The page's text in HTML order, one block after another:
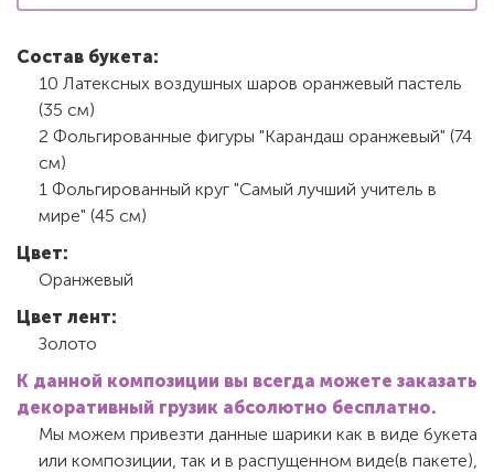
Состав букета:
10 Латексных воздушных шаров оранжевый пастель
(35 см)
2 Фольгированные фигуры "Карандаш оранжевый" (74
см)
1 Фольгированный круг "Самый лучший учитель в
мире" (45 см)
Цвет:
Оранжевый
Цвет лент:
Золото
К данной композиции вы всегда можете заказать
декоративный грузик абсолютно бесплатно.
Мы можем привезти данные шарики как в виде букета
или композиции, так и в распущенном виде(в пакете),